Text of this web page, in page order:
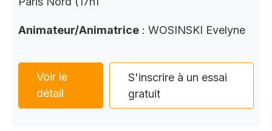
Animateur/Animatrice : WOSINSKI Evelyne
Voir le
détail
S'inscrire à un essai
gratuit